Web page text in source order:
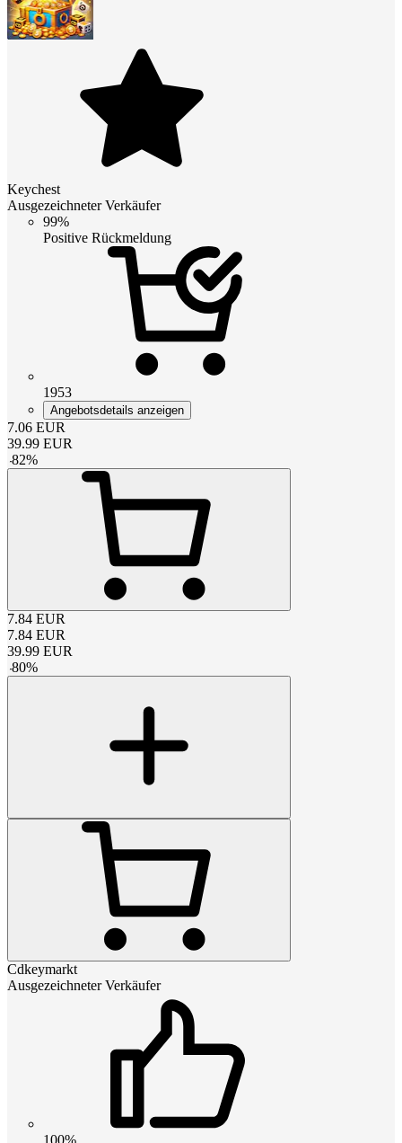
Keychest
Ausgezeichneter Verkäufer
99%
Positive Rückmeldung
1953
Angebotsdetails anzeigen
7.06 EUR
39.99 EUR
-82%
7.84 EUR
7.84 EUR
39.99 EUR
-80%
Cdkeymarkt
Ausgezeichneter Verkäufer
100%